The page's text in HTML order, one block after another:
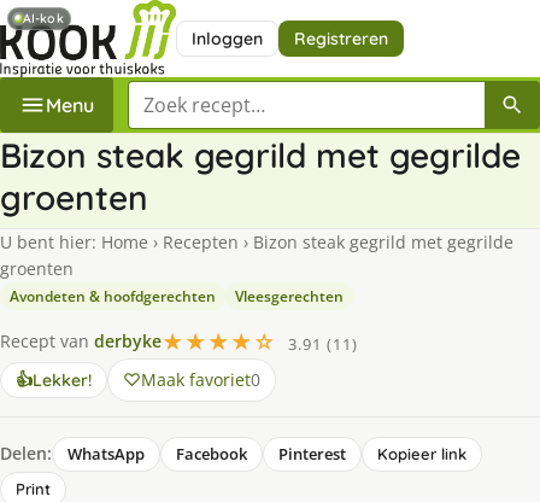
Inloggen Registreren
Menu Zoek een recept
Bizon steak gegrild met gegrilde
groenten
U bent hier: Home › Recepten › Bizon steak gegrild met gegrilde
groenten
Avondeten & hoofdgerechten Vleesgerechten
Recept van derbyke★★★★☆
3.91 (11)
👍Lekker! Maak favoriet0
Delen: WhatsApp Facebook Pinterest
Kopieer link
Print
AI-kok